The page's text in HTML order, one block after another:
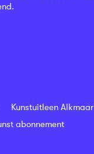
Kunstuitleen Alkmaar
abonnement